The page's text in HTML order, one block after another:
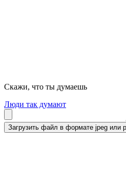
Скажи, что ты думаешь
Люди так думают